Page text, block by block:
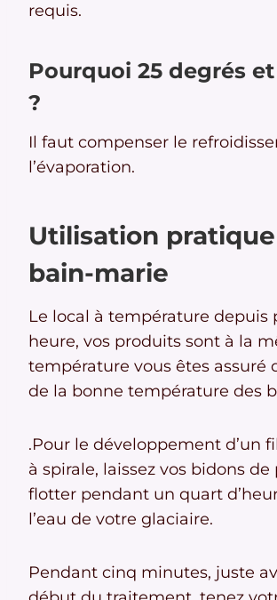
requis.
Pourquoi 25 degrés
?
Il faut compenser le
l’évaporation.
Utilisation
bain-marie
Le local à température depuis
heure, vos produits sont à la
température vous êtes assuré
de la bonne température des
.Pour le développement d’un
à spirale, laissez vos bidons
flotter pendant un quart
l’eau de votre glaciaire.
Pendant cinq minutes, juste